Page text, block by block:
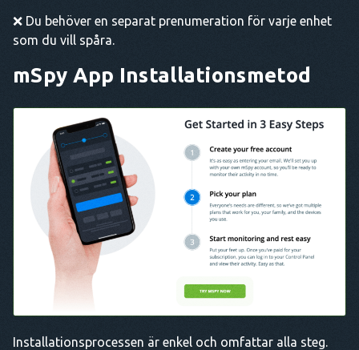
❌ Du behöver en separat prenumeration för varje enhet
som du vill spåra.
mSpy App Installationsmetod
Installationsprocessen är enkel och omfattar alla steg.